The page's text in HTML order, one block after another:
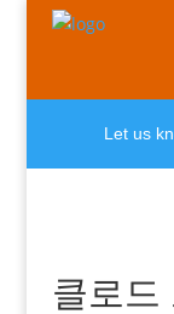
Let us
클로드